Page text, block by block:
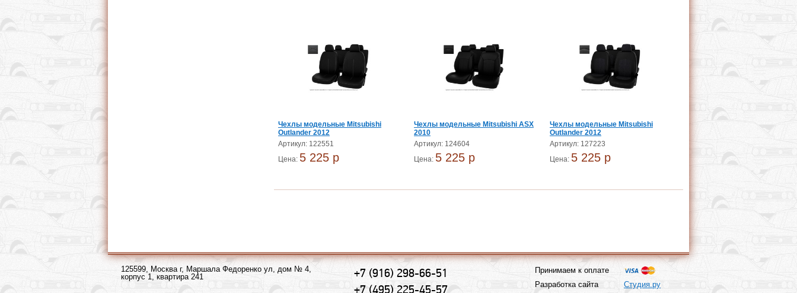
Чехлы модельные Mitsubishi
Outlander 2012
Артикул: 122551
Цена: 5 225 p
Чехлы модельные Mitsubishi ASX
2010
Артикул: 124604
Цена: 5 225 p
Чехлы модельные Mitsubishi
Outlander 2012
Артикул: 127223
Цена: 5 225 p
125599, Москва г, Маршала Федоренко ул, дом № 4,
корпус 1, квартира 241
+7 (916) 298-66-51
+7 (495) 225-45-57
Принимаем к оплате
Разработка сайта
Студия.ру